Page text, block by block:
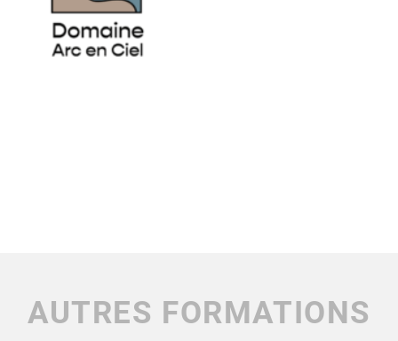
AUTRES FORMATIONS